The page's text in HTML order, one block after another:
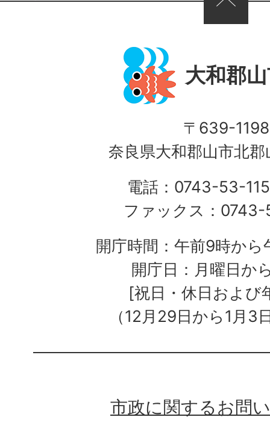
大和郡
〒639-1198
奈良県大和郡山市北
電話：0743-53-
ファックス：
開庁時間：午前9時か
開庁日：月曜日か
[祝日・休日および
（12月29日から1月3
市政に関するお問